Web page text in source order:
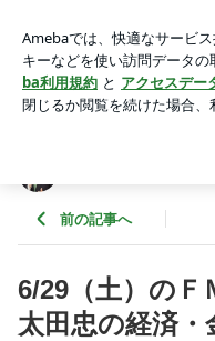
横無尽”』 （第497回） |
アプリをダウンロードして
ょう。
前の記事へ
6/29（土）のＦ
太田忠の経済・